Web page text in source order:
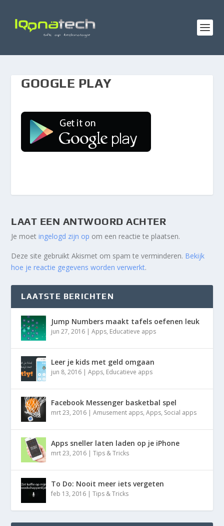
GOOGLE PLAY
LAAT EEN ANTWOORD ACHTER
Je moetingelogd zijn op om een reactie te plaatsen.
Deze site gebruikt Akismet om spam te verminderen. Bekijk
hoe je reactie gegevens worden verwerkt.
LAATSTE BERICHTEN
Jump Numbers maakt tafels oefenen leuk
jun 27, 2016 |Apps, Educatieve apps
Leer je kids met geld omgaan
jun 8, 2016 |Apps, Educatieve apps
Facebook Messenger basketbal spel
mrt 23, 2016 |Amusement apps,Apps, Social apps
Apps sneller laten laden op je iPhone
mrt 23, 2016 |Tips & Tricks
To Do: Nooit meer iets vergeten
feb 13, 2016 |Tips & Tricks